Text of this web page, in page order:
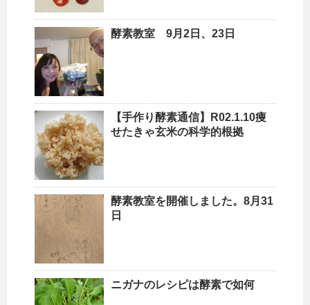
酵素教室 9月2日、23日
【手作り酵素通信】R02.1.10痩
せたきゃ玄米の科学的根拠
酵素教室を開催しました。8月31
日
ニガナのレシピは酵素で如何